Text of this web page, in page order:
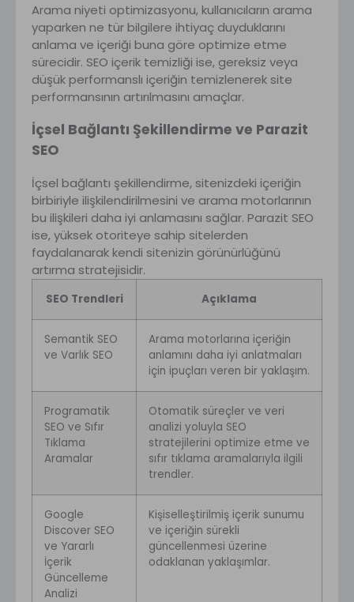
Arama niyeti optimizasyonu, kullanıcıların arama
yaparken ne tür bilgilere ihtiyaç duyduklarını
anlama ve içeriği buna göre optimize etme
sürecidir. SEO içerik temizliği ise, gereksiz veya
düşük performanslı içeriğin temizlenerek site
performansının artırılmasını amaçlar.
İçsel Bağlantı Şekillendirme ve Parazit
SEO
İçsel bağlantı şekillendirme, sitenizdeki içeriğin
birbiriyle ilişkilendirilmesini ve arama motorlarının
bu ilişkileri daha iyi anlamasını sağlar. Parazit SEO
ise, yüksek otoriteye sahip sitelerden
faydalanarak kendi sitenizin görünürlüğünü
artırma stratejisidir.
SEO Trendleri Açıklama
Semantik SEO
ve Varlık SEO
Arama motorlarına içeriğin
anlamını daha iyi anlatmaları
için ipuçları veren bir yaklaşım.
Programatik
SEO ve Sıfır
Tıklama
Aramalar
Otomatik süreçler ve veri
analizi yoluyla SEO
stratejilerini optimize etme ve
sıfır tıklama aramalarıyla ilgili
trendler.
Google
Discover SEO
ve Yararlı
İçerik
Güncelleme
Analizi
Kişiselleştirilmiş içerik sunumu
ve içeriğin sürekli
güncellenmesi üzerine
odaklanan yaklaşımlar.